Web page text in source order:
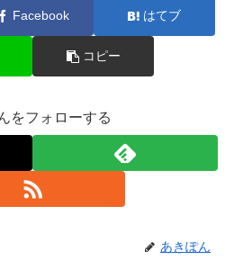
Facebook はてブ
コピー
をフォローする
あきぽん